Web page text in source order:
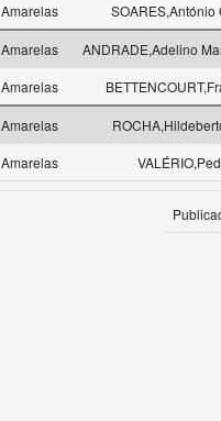
Amarelas SOARES,António
Amarelas
ANDRADE,Adelino
Amarelas
Amarelas
Amarelas